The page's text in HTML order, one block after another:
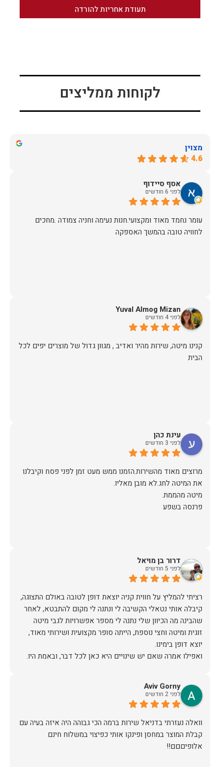
תעודת אחריות להורדה
לקוחות ממליצים
מצוין
4.6
אסף סיידוף
לפני 6 חודשים
עומר נחמד מאוד ומקצועי.חנות נעימה וחניה צמודה .מחכים
לחוויה טובה בהמשך האספקה
Yuval Almog Mizan
לפני 4 חודשים
קנינו מיטה, שירות מהיר ואדיב , מגוון גדול של מוצרים יפים לכל
הבית
עינת כהן
לפני 3 חודשים
מרוצים מאוד מהשירות.הזמנו ממש מעט זמן לפני פסח וקיבלנו
פרנסה בשפע
דרור בן מויאל
לפני 5 חודשים
רציתי להמליץ על חווית קניה יוצאת דופן לטובה באולם התצוגה,
קיבלה אותי נטאלי הקשיבה לי ונתנה לי מקום להתבטא, לאחר
שהבינה מה הכיוון שלי נתנה לי מספר אפשרויות לגבי מיטה
זוגית ומיטה וחצי נוספת, הייתה סופר מקצועית ושירותי מאוד,
תודה.
Aviv Gorny
לפני 2 חודשים
וואלה נעזרתי בדניאל שירות ברמה הכי גבוהה היה איזה בעיה עם
קבלת המוצר במחסן ופינקו אותי כפיצוי במשלוח חינם
אלופיםםם!!